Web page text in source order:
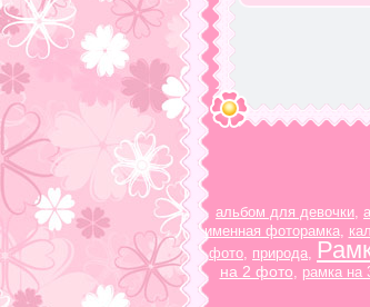
альбом для девочки
именная фоторамка,
фото природа
на 2 фото
рамка на